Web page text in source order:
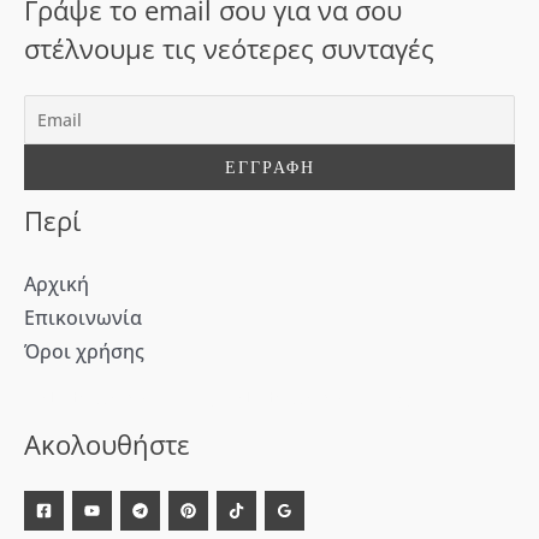
α
Γράψε το email σου για να σου
στέλνουμε τις νεότερες συνταγές
Περί
Αρχική
Επικοινωνία
Όροι χρήσης
Ακολουθήστε